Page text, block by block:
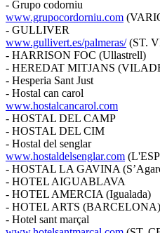
- Grupo codorniu
www.grupocordorniu.com
- GULLIVER
www.gullivert.es/palmeras/(ST.
- HARRISON FOC (Ullastrell)
- HEREDAT MITJANS
- Hesperia Sant Just
- Hostal can carol
www.hostalcancarol.com
- HOSTAL DEL CAMP
- HOSTAL DEL CIM
- Hostal del senglar
www.hostaldelsenglar.com
- HOSTAL LA GAVINA
- HOTEL AIGUABLAVA
- HOTEL AMERCIA (Igualada)
- HOTEL ARTS (BARCELONA)
- Hotel sant marçal